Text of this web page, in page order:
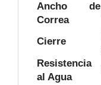
Ancho de
Correa
Cierre
Resistencia
al Agua